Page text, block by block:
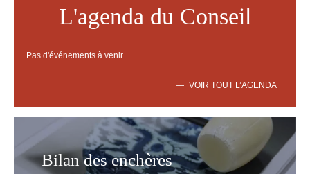
L'agenda du Conseil
Pas d'événements à venir
VOIR TOUT L’AGENDA
Bilan des enchères